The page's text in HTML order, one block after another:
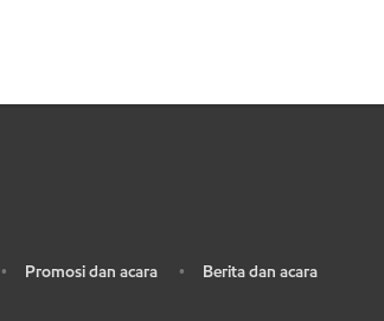
• Promosi dan acara • Berita dan acara